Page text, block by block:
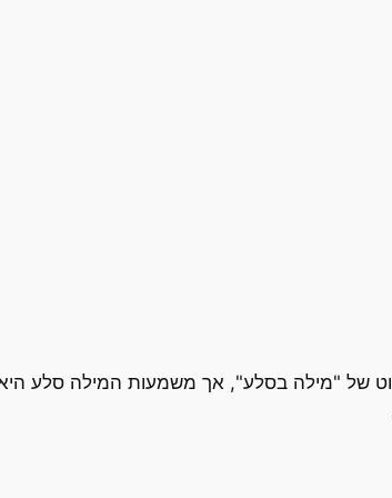
של "מילה בסלע", אך משמעות המילה סלע היא